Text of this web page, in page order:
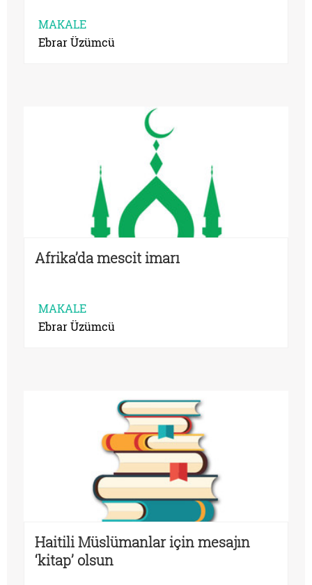
MAKALE
Ebrar Üzümcü
Afrika’da mescit imarı
MAKALE
Ebrar Üzümcü
Haitili Müslümanlar için mesajın
‘kitap’ olsun